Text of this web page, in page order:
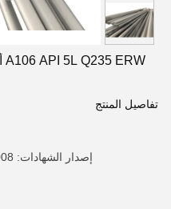
تفاصيل المنتج
إصدار الشهادات: GOST9941-81, CCS, ISO 9001-2008